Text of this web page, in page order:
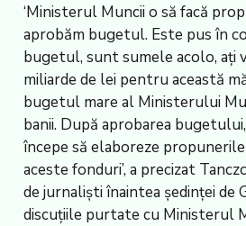
‘Ministerul Muncii o să facă
aprobăm bugetul. Este pus în
bugetul, sunt sumele acolo, ați
miliarde de lei pentru această
bugetul mare al Ministerului
banii. După aprobarea
începe să elaboreze
aceste fonduri’, a precizat
de jurnaliști înaintea ședinței de
discuțiile purtate cu Ministerul